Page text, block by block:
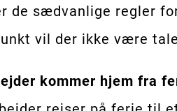
de sædvanlige regler
vil der ikke være
kommer hjem fra